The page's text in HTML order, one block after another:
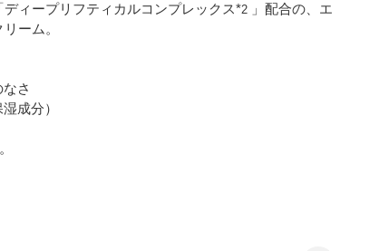
ィープリフティカルコンプレックス*2 」配合の、エ
ーム。
さ
成分）